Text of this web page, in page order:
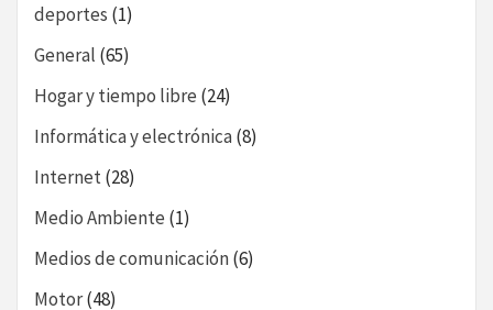
deportes (1)
General (65)
Hogar y tiempo libre (24)
Informática y electrónica(8)
Internet(28)
Medio Ambiente (1)
Medios de comunicación(6)
Motor(48)